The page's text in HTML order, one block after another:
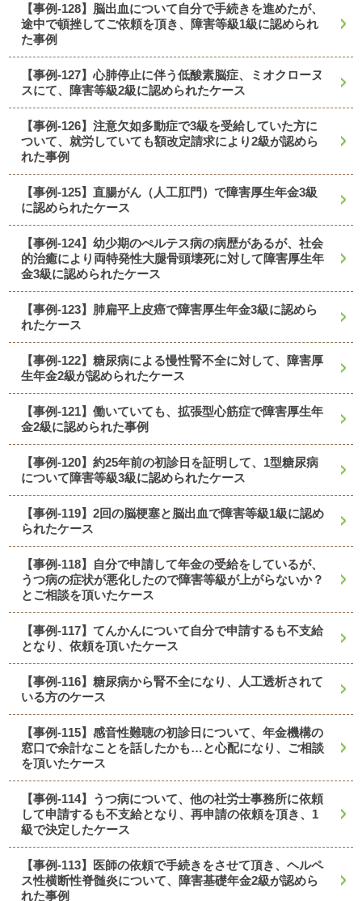
【事例-128】脳出血について自分で手続きを進めたが、
途中で頓挫してご依頼を頂き、障害等級1級に認められ
た事例
【事例-127】心肺停止に伴う低酸素脳症、ミオクローヌ
スにて、障害等級2級に認められたケース
【事例-126】注意欠如多動症で3級を受給していた方に
ついて、就労していても額改定請求により2級が認めら
れた事例
【事例-125】直腸がん（人工肛門）で障害厚生年金3級
に認められたケース
【事例-124】幼少期のぺルテス病の病歴があるが、社会
的治癒により両特発性大腿骨頭壊死に対して障害厚生年
金3級に認められたケース
【事例-123】肺扁平上皮癌で障害厚生年金3級に認めら
れたケース
【事例-122】糖尿病による慢性腎不全に対して、障害厚
生年金2級が認められたケース
【事例-121】働いていても、拡張型心筋症で障害厚生年
金2級に認められた事例
【事例-120】約25年前の初診日を証明して、1型糖尿病
について障害等級3級に認められたケース
【事例-119】2回の脳梗塞と脳出血で障害等級1級に認め
られたケース
【事例-118】自分で申請して年金の受給をしているが、
うつ病の症状が悪化したので障害等級が上がらないか？
とご相談を頂いたケース
【事例-117】てんかんについて自分で申請するも不支給
となり、依頼を頂いたケース
【事例-116】糖尿病から腎不全になり、人工透析されて
いる方のケース
【事例-115】感音性難聴の初診日について、年金機構の
窓口で余計なことを話したかも…と心配になり、ご相談
を頂いたケース
【事例-114】うつ病について、他の社労士事務所に依頼
して申請するも不支給となり、再申請の依頼を頂き、1
級で決定したケース
【事例-113】医師の依頼で手続きをさせて頂き、ヘルペ
ス性横断性脊髄炎について、障害基礎年金2級が認めら
れた事例